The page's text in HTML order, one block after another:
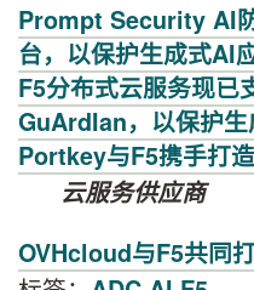
Prompt Security AI
台，以保护生成式AI
F5分布式云服务现已
GuArdIan，以保护
Portkey与F5携手打
云服务供应商
OVHcloud与F5共同